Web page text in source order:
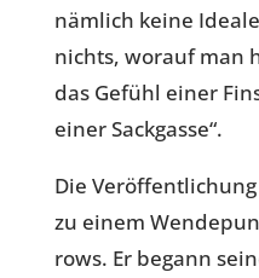
nämlich keine
nichts, worauf man
das Gefühl einer
einer Sackgasse“.
Die
zu einem
rows. Er begann